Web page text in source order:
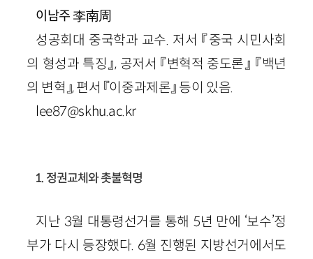
이남주李南周
성공회대 중국학과 교수. 저서 『중국 시민사회
의 형성과 특징』, 공저서 『변혁적 중도론』 『백년
의 변혁』, 편서 『이중과제론』 등이 있음.
lee87@skhu.ac.kr
1. 정권교체와 촛불혁명
지난 3월 대통령선거를 통해 5년 만에 ‘보수’정
부가 다시 등장했다. 6월 진행된 지방선거에서도